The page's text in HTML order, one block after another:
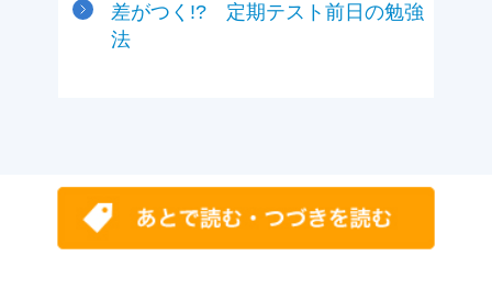
差がつく!? 定期テスト前日の勉強
法